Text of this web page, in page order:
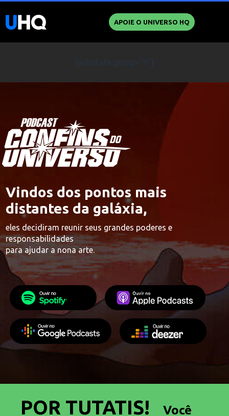
APOIE O UNIVERSO HQ
[adrotate group="9"]
Vindos dos pontos mais
distantes da galáxia,
eles decidiram reunir seus grandes poderes e
responsabilidades
para ajudar a nona arte.
POR TUTATIS!
Você